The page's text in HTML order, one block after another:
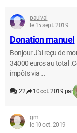
paulval
le 15 sept. 2019
Donation manuel
Bonjour J'ai reçu de
34000 euros au total
impôts via ...
22 10 oct. 2019 par
gm
le 10 oct. 2019